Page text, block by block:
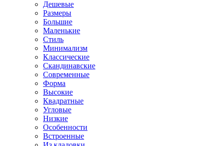
Дешевые
Размеры
Большие
Маленькие
Стиль
Минимализм
Классические
Скандинавские
Современные
Форма
Высокие
Квадратные
Угловые
Низкие
Особенности
Встроенные